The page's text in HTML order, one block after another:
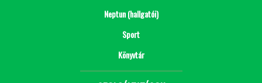
Neptun (hallgatói)
Sport
Könyvtár